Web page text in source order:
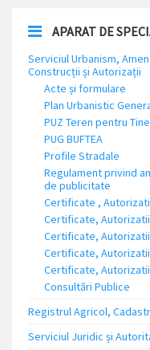
APARAT DE
Serviciul Urbanism,
Construcții și Autorizații
Acte și formulare
Plan Urbanistic
PUZ Teren pentru
PUG BUFTEA
Profile Stradale
Regulament privind
de publicitate
Certificate ,
Certificate,
Certificate,
Certificate,
Certificate,
Consultări Publice
Registrul Agricol,
Serviciul Juridic și